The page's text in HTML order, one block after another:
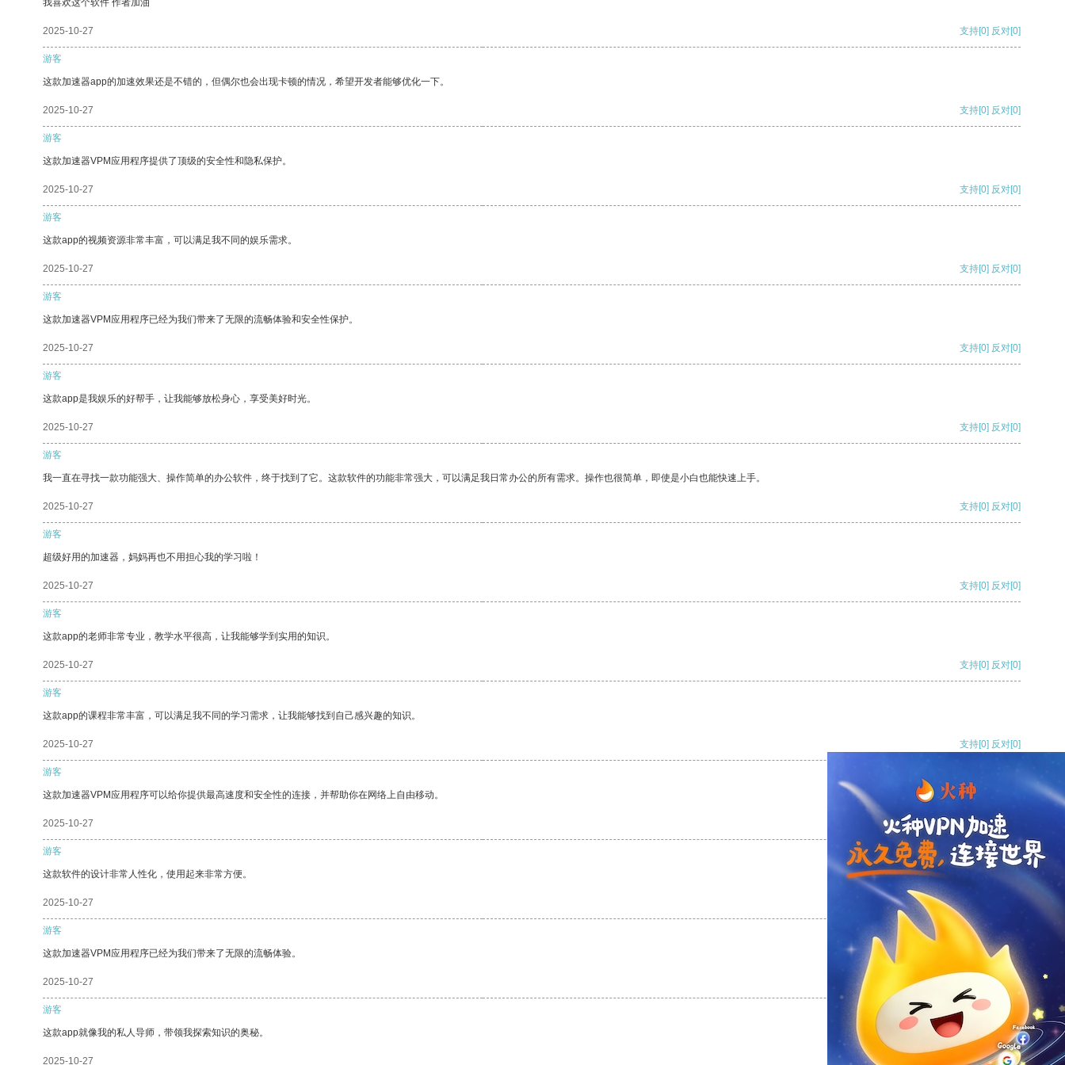
我喜欢这个软件 作者加油
2025-10-27 支持[0] 反对[0]
游客
这款加速器app的加速效果还是不错的，但偶尔也会出现卡顿的情况，希望开发者能够优化一下。
2025-10-27 支持[0] 反对[0]
游客
这款加速器VPM应用程序提供了顶级的安全性和隐私保护。
2025-10-27 支持[0] 反对[0]
游客
这款app的视频资源非常丰富，可以满足我不同的娱乐需求。
2025-10-27 支持[0] 反对[0]
游客
这款加速器VPM应用程序已经为我们带来了无限的流畅体验和安全性保护。
2025-10-27 支持[0] 反对[0]
游客
这款app是我娱乐的好帮手，让我能够放松身心，享受美好时光。
2025-10-27 支持[0] 反对[0]
游客
我一直在寻找一款功能强大、操作简单的办公软件，终于找到了它。这款软件的功能非常强大，可以满足我日常办公的所有需求。操作也很简单，即使是小白也能快速上手。
2025-10-27 支持[0] 反对[0]
游客
超级好用的加速器，妈妈再也不用担心我的学习啦！
2025-10-27 支持[0] 反对[0]
游客
这款app的老师非常专业，教学水平很高，让我能够学到实用的知识。
2025-10-27 支持[0] 反对[0]
游客
这款app的课程非常丰富，可以满足我不同的学习需求，让我能够找到自己感兴趣的知识。
2025-10-27 支持[0] 反对[0]
游客
这款加速器VPM应用程序可以给你提供最高速度和安全性的连接，并帮助你在网络上自由移动。
2025-10-27 支持[0] 反对
游客
这款软件的设计非常人性化，使用起来非常方便。
2025-10-27 支持
游客
这款加速器VPM应用程序已经为我们带来了无限的流畅体验。
2025-10-27 反对 [0]
游客
这款app就像我的私人导师，带领我探索知识的奥秘。
2025-10-27 支持[0] 反对[0]